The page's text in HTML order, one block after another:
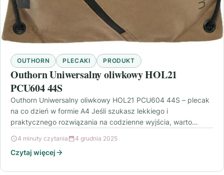
OUTHORN PLECAKI PRODUKT
Outhorn Uniwersalny oliwkowy HOL21
PCU604 44S
Outhorn Uniwersalny oliwkowy HOL21 PCU604 44S – plecak
na co dzień w formie A4 Jeśli szukasz lekkiego i
praktycznego rozwiązania na codzienne wyjścia, warto…
4 minuty czytania 4 grudnia 2025
Czytaj więcej